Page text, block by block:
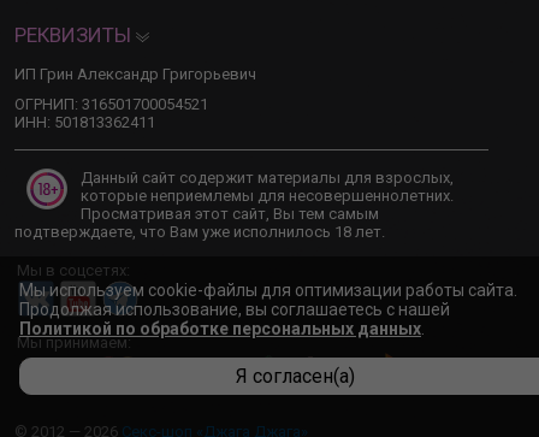
РЕКВИЗИТЫ
ИП Грин Александр Григорьевич
ОГРНИП: 316501700054521
ИНН: 501813362411
Данный сайт содержит материалы для взрослых,
которые неприемлемы для несовершеннолетних.
Просматривая этот сайт, Вы тем самым
подтверждаете, что Вам уже исполнилось 18 лет.
Мы в соцсетях:
Мы принимаем:
© 2012 — 2026 Секс-шоп «Джага Джага»
Мы используем cookie-файлы для оптимизации работы сайта.
Продолжая использование, вы соглашаетесь с нашей
Политикой по обработке персональных данных
Я согласен(а)